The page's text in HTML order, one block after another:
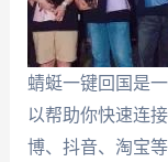
蜻蜓一键回国是
以帮助你快速连
博、抖音、淘宝